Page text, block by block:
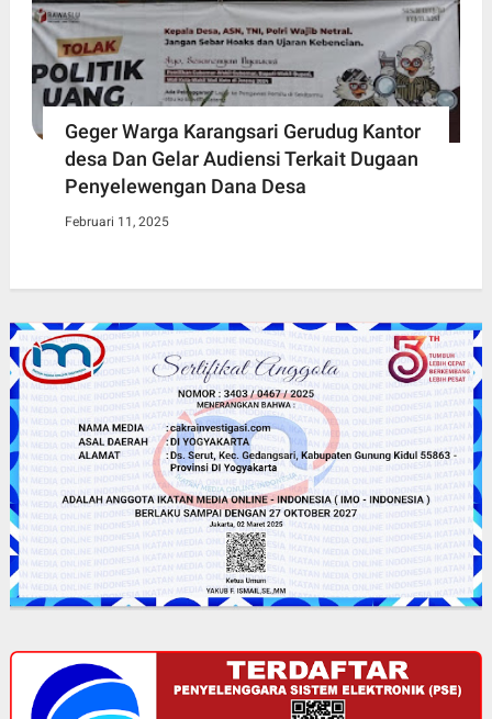
Geger Warga Karangsari Gerudug Kantor
desa Dan Gelar Audiensi Terkait Dugaan
Penyelewengan Dana Desa
Februari 11, 2025